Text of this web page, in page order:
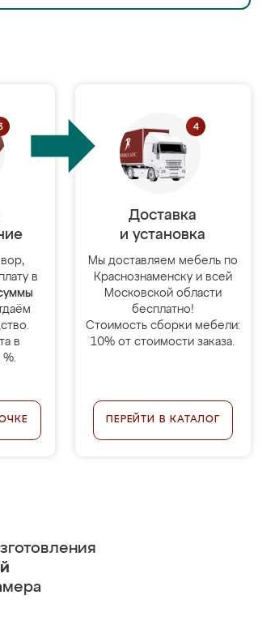
в
в
%.
Доставка
и установка
Мы доставляем мебель по
Краснознаменску и всей
Московской области
бесплатно!
Стоимость сборки мебели:
10% от стоимости заказа.
ПЕРЕЙТИ В КАТАЛОГ